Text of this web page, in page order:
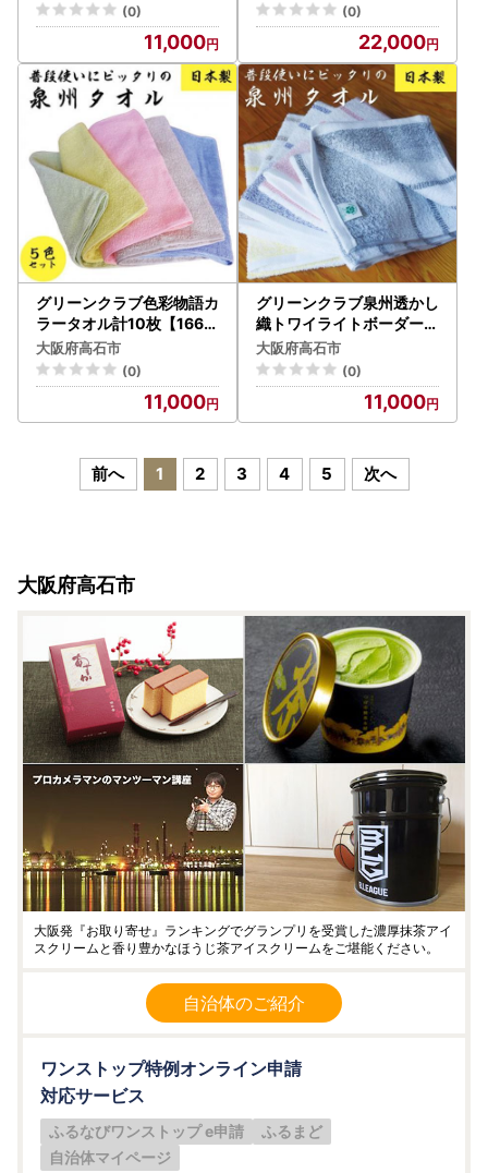
(0)
11,000
(0)
22,000
グリーンクラブ色彩物語カ
ラータオル計10枚【1663
418】
大阪府高石市
(0)
11,000
グリーンクラブ泉州透かし
織トワイライトボーダータ
オル 計10枚【1663421】
大阪府高石市
(0)
11,000
前へ 1 2 3 4 5 次へ
大阪府高石市
大阪発『お取り寄せ』ランキングでグランプリを受賞した濃厚抹茶アイ
スクリームと香り豊かなほうじ茶アイスクリームをご堪能ください。
自治体のご紹介
ワンストップ特例オンライン申請
対応サービス
ふるなびワンストップ e申請
ふるまど
自治体マイページ